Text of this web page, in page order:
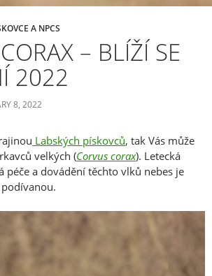
A NPCS
– BLÍŽÍ SE
2022
8, 2022
Labských pískovců, tak Vás může
velkých (Corvus corax). Letecká
péče a dovádění těchto vlků nebes je